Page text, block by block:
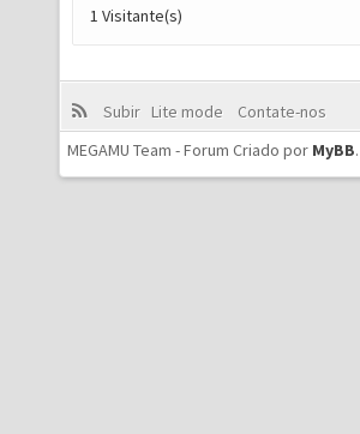
1 Visitante(s)
Subir Lite mode
Contate-nos
MEGAMU Team - Forum Criado por MyBB.